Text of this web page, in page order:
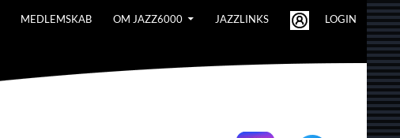
MEDLEMSKAB OM JAZZ6000 JAZZLINKS LOGIN